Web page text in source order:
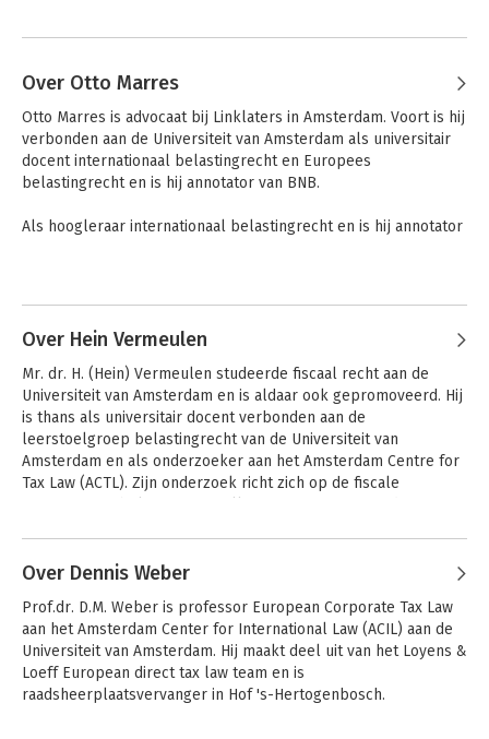
(Parent-Subsidiary Directive, Tax Merger Directive, Interest and
instruments, the Anti-Tax Avoidance Directive and pending
"Times New Roman"; color:#222222; font-size: 14px;">(3)
(Automatic) exchange of information and other administrative
assistance in the assessment and recovery of taxes between
Soft Law on Harmful Tax Competition.
This edition will continue to be of immense value to law school
and university programmes in (international) tax law, European
Union law, and practice. This edition will be a reference book
for EU law and tax law practitioners, administrators, academics,
the judiciary, and tax law or Union law policymakers.
1please see:
https://shop.wolterskluwer.nl/Studenteneditie-European-Tax-
Law-Volume-1-sNPSTEUTAX/
Over Otto Marres
Otto Marres is advocaat bij Linklaters in Amsterdam. Voort is hij
verbonden aan de Universiteit van Amsterdam als universitair
docent internationaal belastingrecht en Europees
belastingrecht en is hij annotator van BNB.
Als hoogleraar internationaal belastingrecht en is hij annotator
Hoofdzaken
European Tax Law -
Edition)
Bekijk alle boeken
Over Hein Vermeulen
Mr. dr. H. (Hein) Vermeulen studeerde fiscaal recht aan de
Universiteit van Amsterdam en is aldaar ook gepromoveerd. Hij
is thans als universitair docent verbonden aan de
leerstoelgroep belastingrecht van de Universiteit van
Amsterdam en als onderzoeker aan het Amsterdam Centre for
Tax Law (ACTL). Zijn onderzoek richt zich op de fiscale
beleggingsinstellingen van de Vereniging voor
PricewaterhouseCoopers, redacteur van Vastgoed Fiscaal &
Civiel en auteur van de Cursus Belastingrecht.
Over Dennis Weber
Prof.dr. D.M. Weber is professor European Corporate Tax Law
aan het Amsterdam Center for International Law (ACIL) aan de
Universiteit van Amsterdam. Hij maakt deel uit van het Loyens &
Loeff European direct tax law team en is
raadsheerplaatsvervanger in Hof 's-Hertogenbosch.